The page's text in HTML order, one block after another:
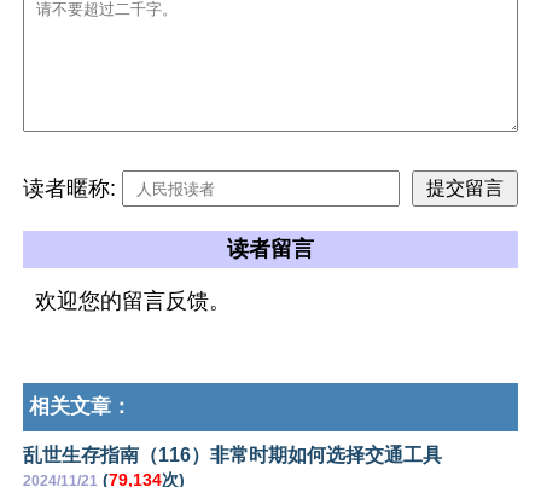
读者暱称:
读者留言
欢迎您的留言反馈。
相关文章：
乱世生存指南（116）非常时期如何选择交通工具
2024/11/21 (79,134次)